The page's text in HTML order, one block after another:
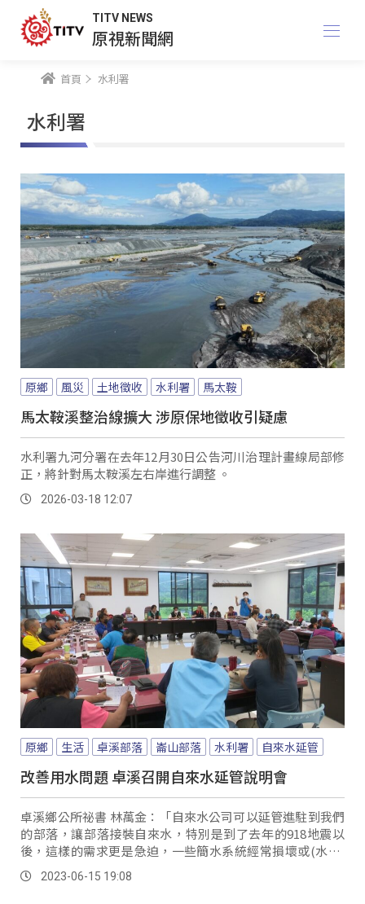
TITV NEWS
原視新聞網
首頁 水利署
水利署
原鄉 風災 土地徵收 水利署 馬太鞍
馬太鞍溪整治線擴大 涉原保地徵收引疑慮
水利署九河分署在去年12月30日公告河川治理計畫線局部修
正，將針對馬太鞍溪左右岸進行調整 。
2026-03-18 12:07
原鄉 生活 卓溪部落 崙山部落 水利署 自來水延管
改善用水問題 卓溪召開自來水延管說明會
卓溪鄉公所祕書 林萬金：「自來水公司可以延管進駐到我們
的部落，讓部落接裝自來水，特別是到了去年的918地震以
後，這樣的需求更是急迫，一些簡水系統經常損壞或(水質)
混濁，所以想到，這個時候應該是時候來接裝自來水。
2023-06-15 19:08